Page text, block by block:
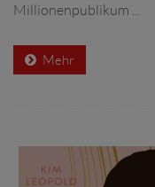
Millionenpublikum ...
Mehr